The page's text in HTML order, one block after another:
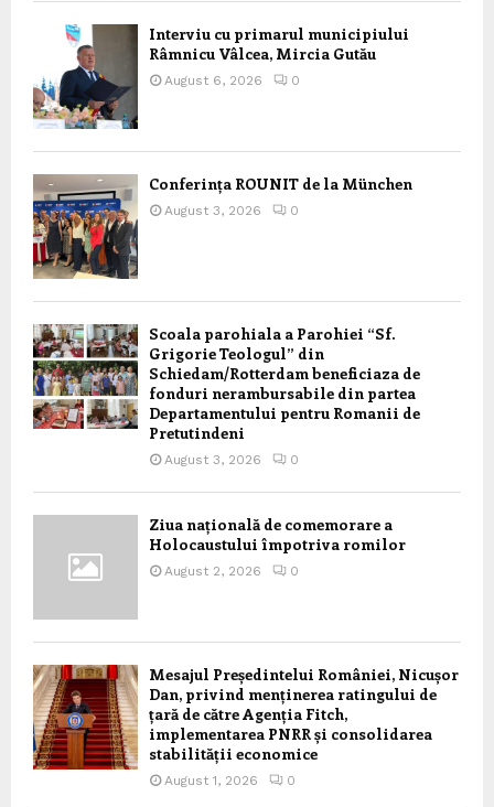
Interviu cu primarul municipiului
Râmnicu Vâlcea, Mircia Gutău
August 6, 2026 0
Conferința ROUNIT de la München
August 3, 2026 0
Scoala parohiala a Parohiei “Sf.
Grigorie Teologul” din
Schiedam/Rotterdam beneficiaza de
fonduri nerambursabile din partea
Departamentului pentru Romanii de
Pretutindeni
August 3, 2026 0
Ziua națională de comemorare a
Holocaustului împotriva romilor
August 2, 2026 0
Mesajul Președintelui României, Nicușor
Dan, privind menținerea ratingului de
țară de către Agenția Fitch,
implementarea PNRR și consolidarea
stabilității economice
August 1, 2026 0